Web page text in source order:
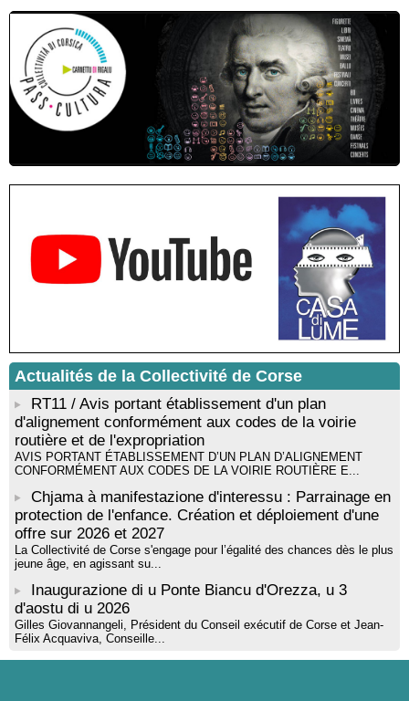
Castelli - Institut Mémoires de l'Edition Contemporaine - Caen /
Médiathèque de Castagniccia Mare et Monti - I Fulelli
Rencontre / dédicace avec Lucrèce Luciani autour de son
livre « La ballade du pendu du Niolu» - Mediateca territuriale di
Santa Lucia di Tallà
Mise en musique d’un livre jeunesse par Annik Meschinet,
musicienne pédagogue : Ateliers d’expression sonore, vocale,
rythmique et corporelle - Mediateca territuriale di Santa Lucia di
! Événement reporté ! Cycle de conférences peinture animé
par Alexandre Dominati - Mediateca territuriale di Santa Lucia di
Actualités de la Collectivité de Corse
RT11 / Avis portant établissement d'un plan
d'alignement conformément aux codes de la voirie
routière et de l'expropriation
AVIS PORTANT ÉTABLISSEMENT D’UN PLAN D’ALIGNEMENT
CONFORMÉMENT AUX CODES DE LA VOIRIE ROUTIÈRE E...
Chjama à manifestazione d'interessu : Parrainage en
protection de l'enfance. Création et déploiement d'une
offre sur 2026 et 2027
La Collectivité de Corse s'engage pour l’égalité des chances dès le plus
jeune âge, en agissant su...
Inaugurazione di u Ponte Biancu d'Orezza, u 3
d'aostu di u 2026
Gilles Giovannangeli, Président du Conseil exécutif de Corse et Jean-
Félix Acquaviva, Conseille...